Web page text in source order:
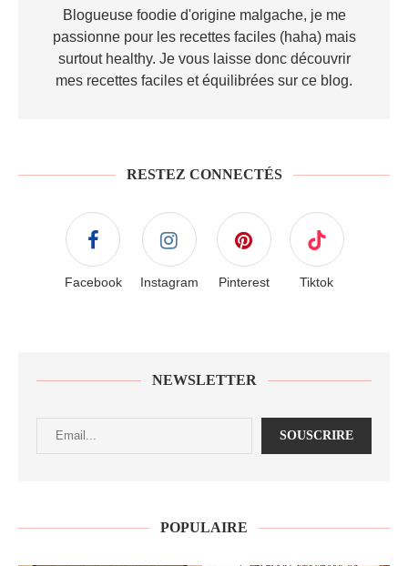
Blogueuse foodie d'origine malgache, je me
passionne pour les recettes faciles (haha) mais
surtout healthy. Je vous laisse donc découvrir
mes recettes faciles et équilibrées sur ce blog.
RESTEZ CONNECTÉS
Facebook Instagram Pinterest Tiktok
NEWSLETTER
POPULAIRE